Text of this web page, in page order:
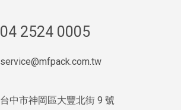
04 2524 0005
service@mfpack.com.tw
台中市神岡區大豐北街 9 號